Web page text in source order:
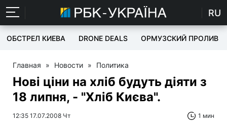
RU
ОБСТРЕЛ КИЕВА DRONE DEALS ОРМУЗСКИЙ ПРОЛИВ
Главная » Новости » Политика
Нові ціни на хліб будуть діяти з
18 липня, - "Хліб Києва".
12:35 17.07.2008 Чт 1 мин